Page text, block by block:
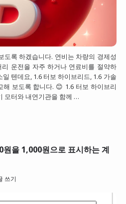
도록 하겠습니다. 연비는 차량의 경제성
운전을 자주 하거나 연료비를 절약하
텐데요, 1.6 터보 하이브리드, 1.6 가솔
해 보도록 합니다. 😊 1.6 터보 하이브리
모터와 내연기관을 함께 …
을 1,000원으로 표시하는 계
쓰기